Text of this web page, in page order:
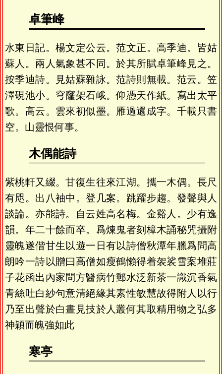
卓筆峰
水東日記。楊文定公云。范文正。高季迪。皆姑
蘇人。兩人氣象甚不同。於其所賦卓筆峰見之。
按季迪詩。見姑蘇雜詠。范詩則無載。范云。笠
澤硯池小。穹窿架石峨。仰憑天作紙。寫出太平
歌。高云。雲來初似墨。雁過還成字。千載只書
空。山靈恨何事。
木偶能詩
紫桃軒又綴。甘復生往來江湖。攜一木偶。長尺
有咫。出八袖中。登几案。跳躍步趨。發聲與人
談論。亦能詩。自云姓高名梅。金谿人。少有逸
韻。年二十餘而卒。爲煉鬼者刻樟木誦秘咒攝附
靈魄遂偕甘生以遊一日有以詩僧秋潭年臘爲問高
朗吟一詩以贈曰高僧如瘦鶴懶得着袈裟雪案堆莊
子花函出內家問方醫病竹郵水泛新茶一識沉香氣
青絲吐白紗句意清絕緣其素性敏慧故得附人以行
乃至出聲於白晝見技於人叢何其取精用物之弘多
神穎而魄強如此
寒亭